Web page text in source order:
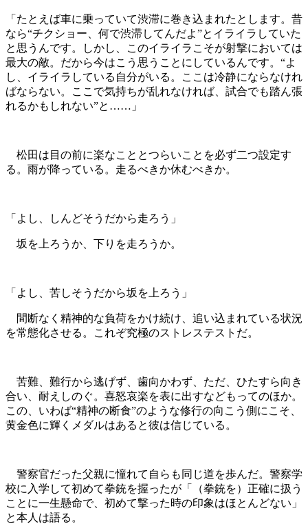
「たとえば車に乗っていて渋滞に巻き込まれたとします。昔
なら“チクショー、何で渋滞してんだよ”とイライラしていた
と思うんです。しかし、このイライラこそが射撃においては
最大の敵。だから今はこう思うことにしているんです。“よ
し、イライラしている自分がいる。ここは冷静にならなけれ
ばならない。ここで気持ちが乱れなければ、試合でも踏ん張
れるかもしれない”と……」
松田は目の前に楽なこととつらいことを必ず二つ設定す
る。雨が降っている。走るべきか休むべきか。
「よし、しんどそうだから走ろう」
坂を上ろうか、下りを走ろうか。
「よし、苦しそうだから坂を上ろう」
間断なく精神的な負荷をかけ続け、追い込まれている状況
を常態化させる。これぞ究極のストレステストだ。
苦難、難行から逃げず、歯向かわず、ただ、ひたすら向き
合い、耐えしのぐ。喜怒哀楽を表に出すなどもってのほか。
この、いわば“精神の断食”のような修行の向こう側にこそ、
黄金色に輝くメダルはあると彼は信じている。
警察官だった父親に憧れて自らも同じ道を歩んだ。警察学
校に入学して初めて拳銃を握ったが「（拳銃を）正確に扱う
ことに一生懸命で、初めて撃った時の印象はほとんどない」
と本人は語る。